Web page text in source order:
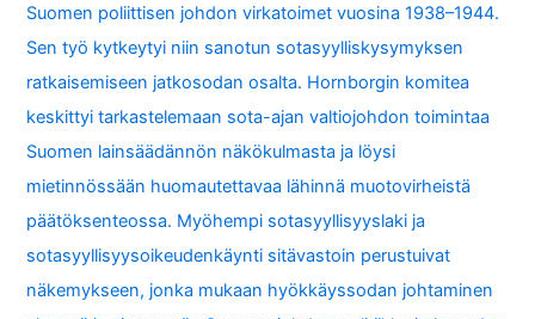
Suomen poliittisen johdon virkatoimet vuosina 1938–1944.
Sen työ kytkeytyi niin sanotun sotasyylliskysymyksen
ratkaisemiseen jatkosodan osalta. Hornborgin komitea
keskittyi tarkastelemaan sota-ajan valtiojohdon toimintaa
Suomen lainsäädännön näkökulmasta ja löysi
mietinnössään huomautettavaa lähinnä muotovirheistä
päätöksenteossa. Myöhempi sotasyyllisyyslaki ja
sotasyyllisyysoikeudenkäynti sitävastoin perustuivat
näkemykseen, jonka mukaan hyökkäyssodan johtaminen